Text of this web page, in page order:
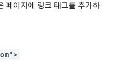
페이지에 링크 태그를 추가하